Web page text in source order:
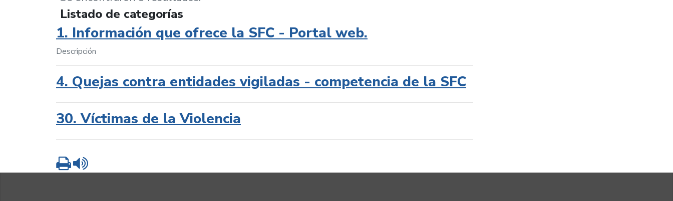
Listado de categorías
1. Información que ofrece la SFC - Portal web.
Descripción
4. Quejas contra entidades vigiladas - competencia de la SFC
30. Víctimas de la Violencia
Imprimir